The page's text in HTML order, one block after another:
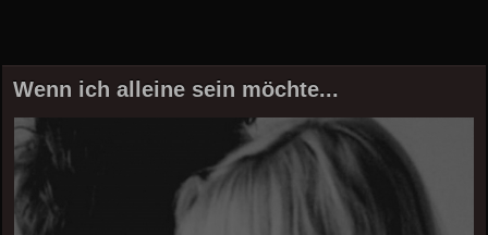
Wenn ich alleine sein möchte...